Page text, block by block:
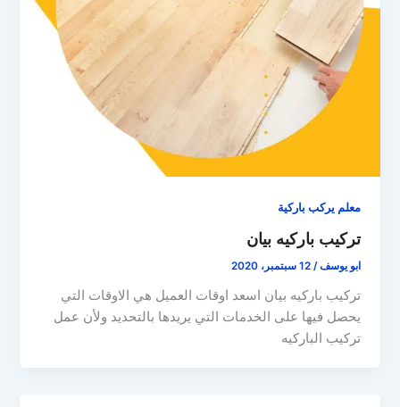
معلم يركب باركية
تركيب باركيه بيان
ابو يوسف/12 سبتمبر، 2020
تركيب باركيه بيان اسعد اوقات العميل هي الاوقات التي
يحصل فيها على الخدمات التي يريدها بالتحديد ولأن عمل
تركيب الباركيه